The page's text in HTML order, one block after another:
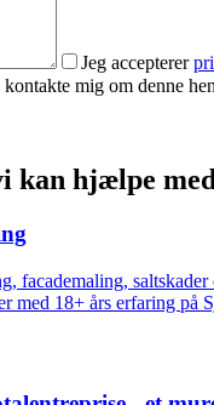
Jeg accepterer
mig om denne
kan hjælpe
facademaling,
med 18+ års erfaring på